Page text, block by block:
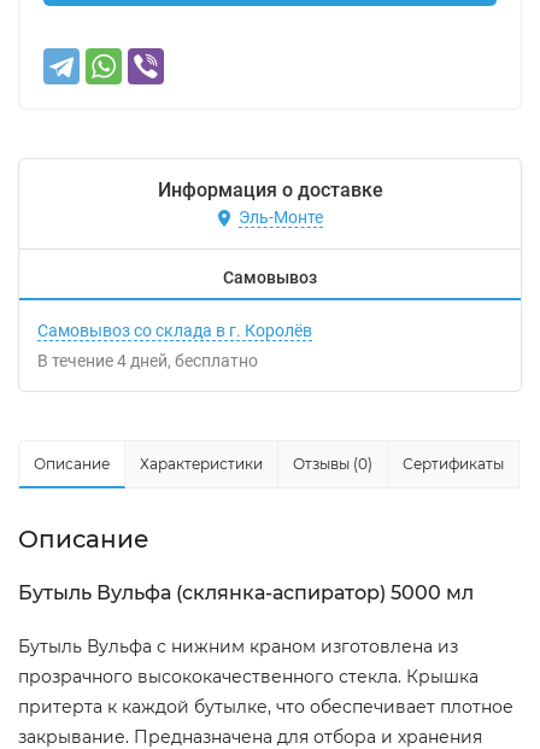
Информация о доставке
Эль-Монте
Самовывоз
Самовывоз со склада в г. Королёв
В течение4 дней Бесплатно
Описание Характеристики Отзывы (0) Сертификаты
Описание
Бутыль Вульфа (склянка-аспиратор) 5000 мл
Бутыль Вульфа с нижним краном изготовлена из
прозрачного высококачественного стекла. Крышка
притерта к каждой бутылке, что обеспечивает плотное
закрывание. Предназначена для отбора и хранения